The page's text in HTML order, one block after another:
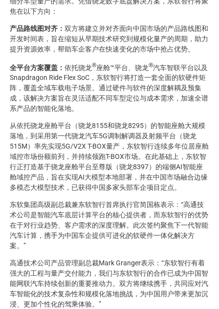
焦在以下方向：
产品路线图对齐： 双方将建立并对齐面向中国市场的产品路线图和
开发时间表，旨在缩短从早期技术研究到规模化量产的周期，助力
提升资源效率，帮助车企客户在快速变化的市场中抢占优势。
全平台方案覆盖： 依托骁龙®座舱™平台、骁龙®汽车智联平台以及
Snapdragon Ride Flex SoC，东软智行将打造一套全面的软硬件矩
阵，覆盖全域车载电子场景。通过硬件与软件的深度解耦及预集
成，该解决方案旨在灵活适配不同车型定位与成本需求，加速全谱
系产品的智能化落地。
从依托骁龙座舱平台（骁龙8155和骁龙8295）的智能座舱大规模
落地，到采用第一代骁龙汽车5G调制解调器及射频平台（骁龙
515M）率先实现5G/V2X T-BOX量产，东软智行连续多年位居座舱
域控市场份额前列，并持续领跑T-BOX市场。在此基础上，东软智
行正打造基于骁龙座舱平台至尊版（骁龙8397）的端侧AI智能座
舱域控产品，旨在实现AI大模型本地部署，并在中国市场融合边缘
多模态大模型技术，已获得中国多家头部车企项目定点。
东软集团高级副总裁兼东软智行首席执行官简国栋表示：“高通技
术公司是智能汽车底层计算平台的核心提供者，而东软智行的优势
在于对行业趋势、客户需求的深度理解。此次签约聚焦下一代智能
汽车计算，携手为中国车企提供可进化的软硬件一体化解决方
案。”
高通技术公司产品管理副总裁Mark Granger表示：“东软智行有着
强大的工程与量产交付能力，我们与东软智行的合作已成为中国智
能网联汽车持续创新的重要推动力。双方将继续携手，共同应对汽
车智能化的技术复杂性和规模化落地挑战，为中国用户带来更加沉
浸、更加个性化的驾乘体验。”